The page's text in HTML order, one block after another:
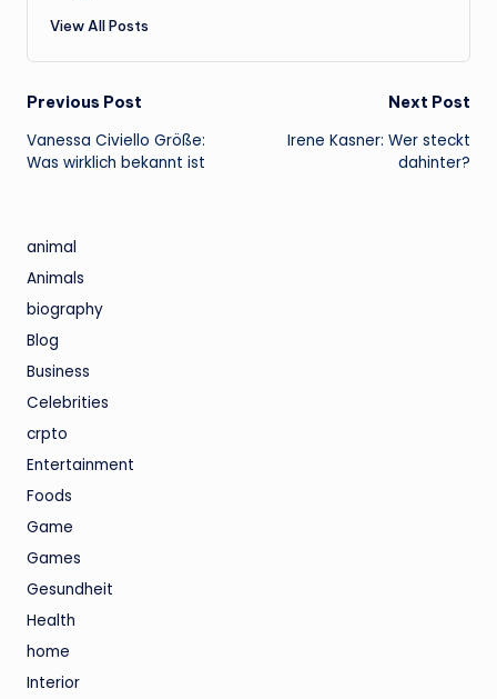
View All Posts
Post
navigation
Previous Post
Vanessa Civiello Größe:
Was wirklich bekannt ist
Next Post
Irene Kasner: Wer steckt
dahinter?
animal
Animals
biography
Blog
Business
Celebrities
crpto
Entertainment
Foods
Game
Games
Gesundheit
Health
home
Interior